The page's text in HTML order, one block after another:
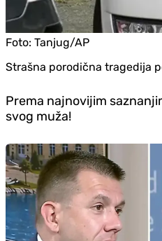
Foto: Tanjug/AP
Strašna porodična tragedija
Prema najnovijim
svog muža!